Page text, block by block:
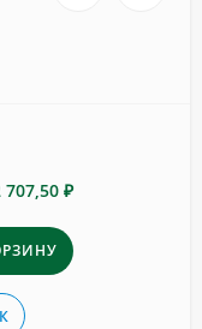
707,50 ₽